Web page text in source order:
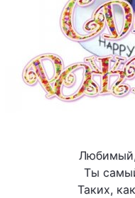
Любимый,
Ты
Таких,